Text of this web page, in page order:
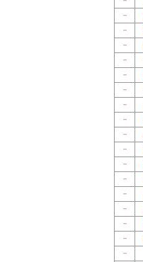
－
－
－
－
－
－
－
－
－
－
－
－
－
－
－
－
－